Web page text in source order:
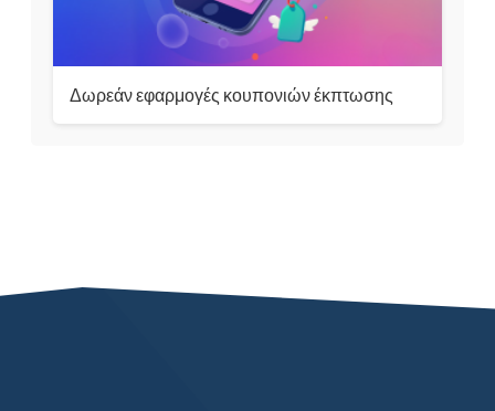
Δωρεάν εφαρμογές κουπονιών έκπτωσης